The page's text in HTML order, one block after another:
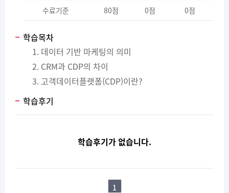
수료기준 80점 0점 0점
학습목차
데이터 기반 마케팅의 의미
CRM과 CDP의 차이
고객데이터플랫폼(CDP)이란?
학습후기
학습후기가 없습니다.
1